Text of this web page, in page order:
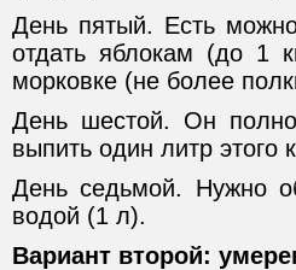
День пятый. Есть
отдать яблокам (до 1
морковке (не более
День шестой. Он
выпить один литр этого
День седьмой. Нужно
водой (1 л).
Вариант второй: